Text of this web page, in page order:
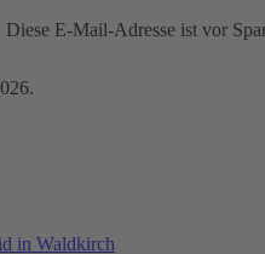
Diese E-Mail-Adresse ist vor
in Waldkirch